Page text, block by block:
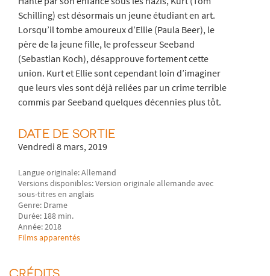
Schilling) est désormais un jeune étudiant en art.
Lorsqu’il tombe amoureux d’Ellie (Paula Beer), le
père de la jeune fille, le professeur Seeband
(Sebastian Koch), désapprouve fortement cette
union. Kurt et Ellie sont cependant loin d’imaginer
que leurs vies sont déjà reliées par un crime terrible
commis par Seeband quelques décennies plus tôt.
DATE DE SORTIE
Vendredi 8 mars, 2019
Langue originale: Allemand
Versions disponibles: Version originale allemande avec
sous-titres en anglais
Genre: Drame
Durée: 188 min.
Année: 2018
Films apparentés